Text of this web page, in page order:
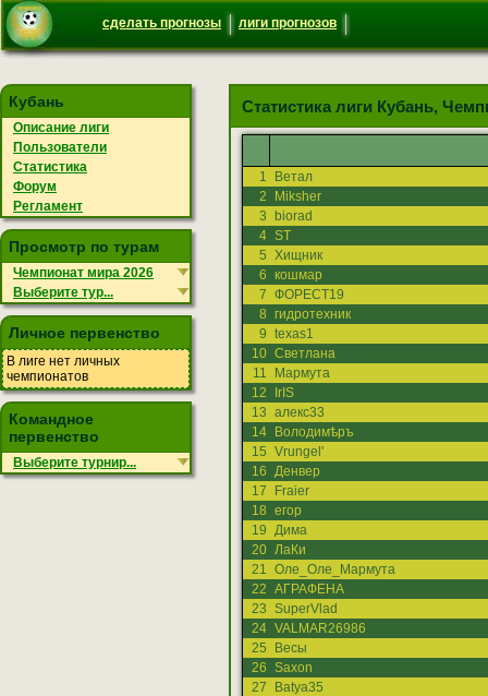
сделать прогнозы лиги прогнозов
Статистика лиги Кубань,
1
Ветал
2
Miksher
3
biorad
4 ST
5 Хищник
6 кошмар
7 ФОРЕСТ19
8 гидротехник
9 texas1
10 Светлана
11
Мармута
12
IrIS
13 алекс33
14
Володимѣръ
15 Vrungel'
16 Денвер
17
Fraier
18 егор
19 Дима
20 ЛаКи
21 Оле_Оле_Мармута
22 АГРАФЕНА
23 SuperVlad
24 VALMAR26986
25
Весы
26 Saxon
27
Batya35
Кубань
Описание лиги
Пользователи
Статистика
Форум
Регламент
Просмотр по турам
Чемпионат мира 2026
Выберите тур...
Личное первенство
В лиге нет личных
чемпионатов
Командное
первенство
Выберите турнир...